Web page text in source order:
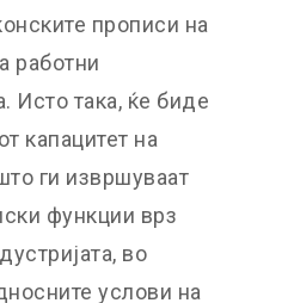
прописи на
работни
Исто така, ќе биде
капацитет на
ги извршуваат
функции врз
во
услови на